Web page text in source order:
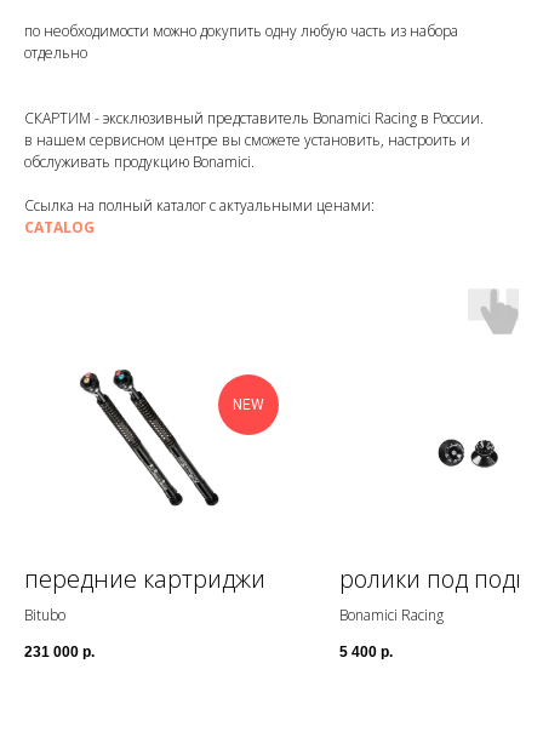
по необходимости можно докупить одну любую часть из набора
отдельно
СКАРТИМ - эксклюзивный представитель Bonamici Racing в России.
в нашем сервисном центре вы сможете установить, настроить и
обслуживать продукцию Bonamici.
Ссылка на полный каталог с актуальными ценами:
CATALOG
NEW
передние картриджи
Bitubo
231 000 р.
ролики под
Bonamici Racing
5 400 р.